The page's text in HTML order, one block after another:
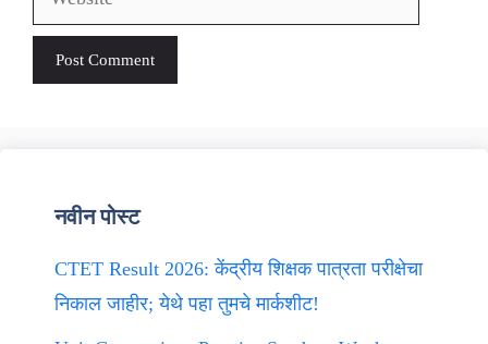
नवीन पोस्ट
CTET Result 2026: केंद्रीय शिक्षक पात्रता परीक्षेचा
निकाल जाहीर; येथे पहा तुमचे मार्कशीट!